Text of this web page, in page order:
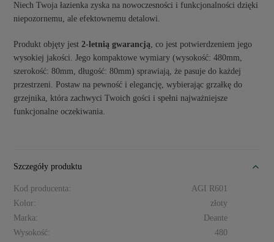
Niech Twoja łazienka zyska na nowoczesności i funkcjonalności dzięki
niepozornemu, ale efektownemu detalowi.
Produkt objęty jest2-letnią gwarancją, co jest potwierdzeniem jego
wysokiej jakości. Jego kompaktowe wymiary (wysokość: 480mm,
szerokość: 80mm, długość: 80mm) sprawiają, że pasuje do każdej
przestrzeni. Postaw na pewność i elegancję, wybierając grzałkę do
grzejnika, która zachwyci Twoich gości i spełni najważniejsze
funkcjonalne oczekiwania.
Szczegóły produktu
Kod producenta:
AGI R601
Kolor:
złoty
Marka:
Deante
Wysokość:
480